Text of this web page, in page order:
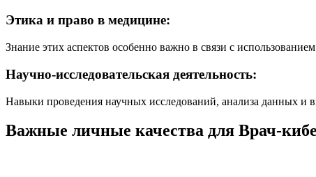
Этика и право в медицине:
Знание этих аспектов особенно важно в связи с
Научно-исследовательская деятельность:
Навыки проведения научных исследований, анализа данных
Важные личные качества для Врач-